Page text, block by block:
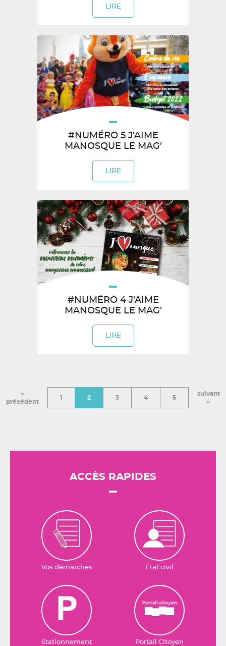
LIRE
#NUMÉRO 5 J’AIME
MANOSQUE LE MAG’
LIRE
#NUMÉRO 4 J’AIME
MANOSQUE LE MAG’
LIRE
«
précédent
1 2 3 4 5
suivant
»
ACCÈS RAPIDES
Vos démarches État civil
Stationnement Portail Citoyen